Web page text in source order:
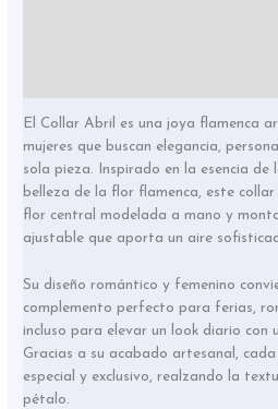
El Collar Abril es una joya flamenca
mujeres que buscan elegancia,
sola pieza. Inspirado en la esencia de
belleza de la flor flamenca, este
flor central modelada a mano y
ajustable que aporta un aire
Su diseño romántico y femenino
complemento perfecto para ferias,
incluso para elevar un look diario con
Gracias a su acabado artesanal,
especial y exclusivo, realzando la
pétalo.